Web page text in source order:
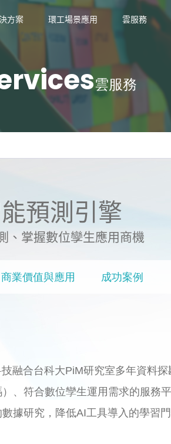
方案 環工場景應用 雲服務
雲服務
預測引擎
、掌握數位孿生應用商機
商業價值與應用 成功案例
融合台科大PiM研究室多年資料
、符合數位孿生運用需求的服務
據研究，降低AI工具導入的學習